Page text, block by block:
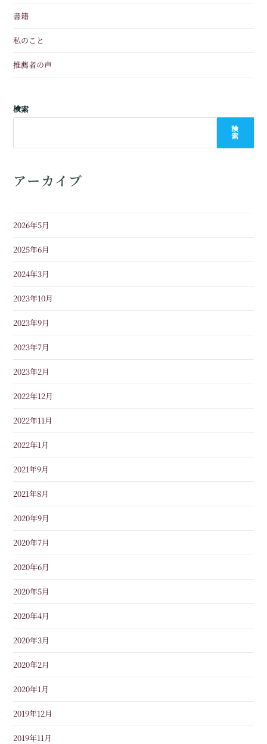
書籍
私のこと
推薦者の声
検索
検
索
アーカイブ
2026年5月
2025年6月
2024年3月
2023年10月
2023年9月
2023年7月
2023年2月
2022年12月
2022年11月
2022年1月
2021年9月
2021年8月
2020年9月
2020年7月
2020年6月
2020年5月
2020年4月
2020年3月
2020年2月
2020年1月
2019年12月
2019年11月